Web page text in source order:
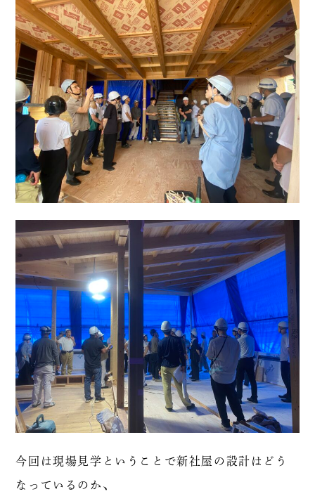
今回は現場見学ということで新社屋の設計はどう
なっているのか、